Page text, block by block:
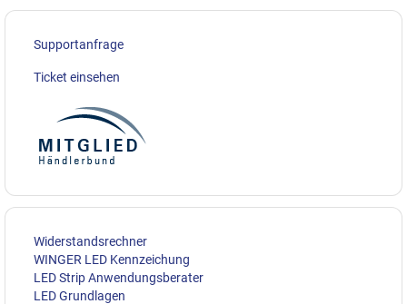
Supportanfrage
Ticket einsehen
Widerstandsrechner
WINGER LED Kennzeichung
LED Strip Anwendungsberater
LED Grundlagen